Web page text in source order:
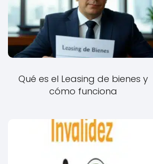
Qué es el Leasing de bienes y
cómo funciona